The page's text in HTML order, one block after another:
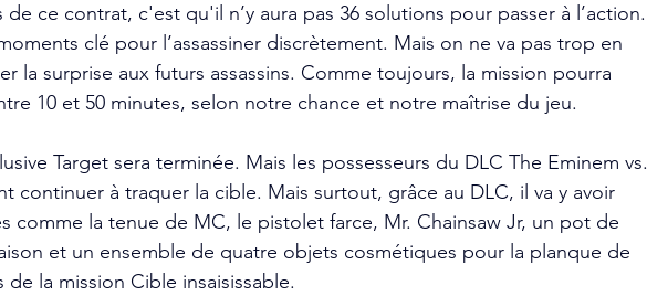
ce contrat, c'est qu'il n’y aura pas 36 solutions pour passer à l’action.
clé pour l’assassiner discrètement. Mais on ne va pas trop en
la surprise aux futurs assassins. Comme toujours, la mission pourra
10 et 50 minutes, selon notre chance et notre maîtrise du jeu.
Target sera terminée. Mais les possesseurs du DLC The Eminem vs.
continuer à traquer la cible. Mais surtout, grâce au DLC, il va y avoir
comme la tenue de MC, le pistolet farce, Mr. Chainsaw Jr, un pot de
et un ensemble de quatre objets cosmétiques pour la planque de
de la mission Cible insaisissable.